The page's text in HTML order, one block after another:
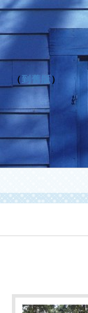
（到舊版）